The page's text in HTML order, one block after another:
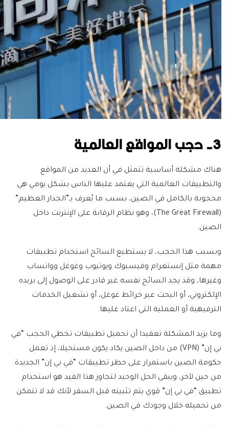
3- حجب المواقع العالمية
هناك مشكلة أساسية تتمثل في أن العديد من المواقع
والتطبيقات العالمية التي يعتمد عليها الناس بشكل يومي هي
محجوبة بالكامل في الصين، بسبب ما يُعرف بـ”الجدار العظيم”
(The Great Firewall)، وهو نظام الرقابة على الإنترنت داخل
الصين.
وبسبب هذا الحجب، لا يستطيع السائح استخدام تطبيقات
مهمة مثل إنستغرام وفيسبوك ويوتيوب وغوغل وواتساب
وغيرها، وقد يجد السائح نفسه غير قادر على الوصول إلى بريده
الإلكتروني، أو البحث عبر خرائط غوغل، أو تشغيل الخدمات
الترفيهية أو العملية التي اعتاد عليها.
وما يزيد المشكلة تعقيدا أن تحميل تطبيقات تخطي الحجب “في
بي إن” (VPN) من داخل الصين يكاد يكون مستحيلا، إذ تعمل
حكومة الصين باستمرار على حظر تطبيقات “في بي إن” الجديدة
من حين لآخر، ويبقى الحل الوحيد لتجاوز هذا القيد هو استخدام
تطبيق “في بي إن” قوي يتم تثبيته قبل السفر لأنك قد لا تتمكن
من تحميله خلال وجودك في الصين.